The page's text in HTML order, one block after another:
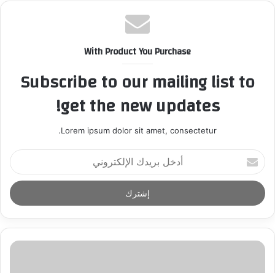
With Product You Purchase
Subscribe to our mailing list to
get the new updates!
Lorem ipsum dolor sit amet, consectetur.
أ
د
خ
ل
ر
د